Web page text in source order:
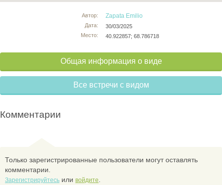
Автор:
Дата:
Место:
Zapata Emilio
30/03/2025
40.922857; 68.786718
Общая информация о виде
Все встречи с видом
Комментарии
Только зарегистрированные пользователи могут оставлять
комментарии.
Зарегистрируйтесь или войдите